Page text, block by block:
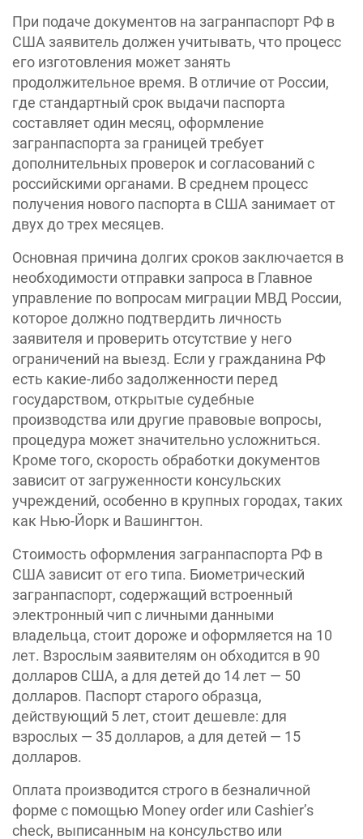
При подаче документов на загранпаспорт РФ в
США заявитель должен учитывать, что процесс
его изготовления может занять
продолжительное время. В отличие от России,
где стандартный срок выдачи паспорта
составляет один месяц, оформление
загранпаспорта за границей требует
дополнительных проверок и согласований с
российскими органами. В среднем процесс
получения нового паспорта в США занимает от
двух до трех месяцев.
Основная причина долгих сроков заключается в
необходимости отправки запроса в Главное
управление по вопросам миграции МВД России,
которое должно подтвердить личность
заявителя и проверить отсутствие у него
ограничений на выезд. Если у гражданина РФ
есть какие-либо задолженности перед
государством, открытые судебные
производства или другие правовые вопросы,
процедура может значительно усложниться.
Кроме того, скорость обработки документов
зависит от загруженности консульских
учреждений, особенно в крупных городах, таких
как Нью-Йорк и Вашингтон.
Стоимость оформления загранпаспорта РФ в
США зависит от его типа. Биометрический
загранпаспорт, содержащий встроенный
электронный чип с личными данными
владельца, стоит дороже и оформляется на 10
лет. Взрослым заявителям он обходится в 90
долларов США, а для детей до 14 лет — 50
долларов. Паспорт старого образца,
действующий 5 лет, стоит дешевле: для
взрослых — 35 долларов, а для детей — 15
долларов.
Оплата производится строго в безналичной
форме с помощью Money order или Cashier’s
check, выписанным на консульство или